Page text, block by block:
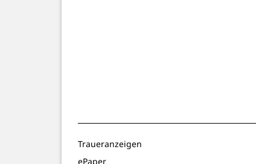
Traueranzeigen
ePaper